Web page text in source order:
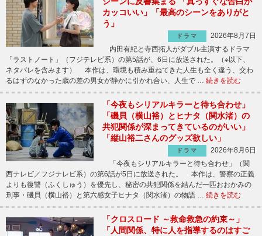
カッコいい」「最高のシーンをありがと
う」
ドラマ
2026年8月7日
内田有紀と寺西拓人がダブル主演するドラマ
「ラストノート」（フジテレビ系）の第5話が、6日に放送された。（※以下、
ネタバレを含みます） 本作は、環境も積み重ねてきた人生も全く違う、交わ
るはずのなかった歳の差の男女が静かに引かれ合い、人生で … 続きを読む
「今夜もシリアルキラーと待ち合わせ」
「磯貝（横山裕）とヒナタ（関水渚）の
共犯関係が深まってきているのがいい」
「縦山裕二さんのグッズ欲しい」
ドラマ
2026年8月6日
「今夜もシリアルキラーと待ち合わせ」（関
西テレビ／フジテレビ系）の第6話が5日に放送された。 本作は、警察の正義
よりも復讐（ふくしゅう）を優先し、秘密の共犯関係を結んだ一匹おおかみの
刑事・磯貝（横山裕）と第六感女子ヒナタ（関水渚）の物語 … 続きを読む
「クロスロード ～救命救急の約束～」
「人間関係、特に人を指導するのはすご